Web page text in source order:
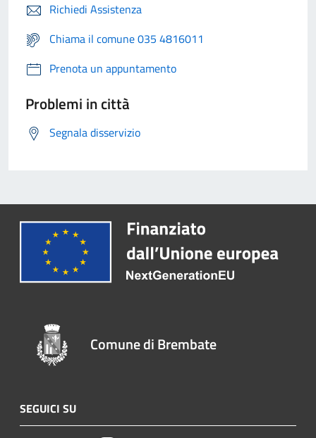
Richiedi Assistenza
Chiama il comune 035 4816011
Prenota un appuntamento
Problemi in città
Segnala disservizio
Comune di Brembate
SEGUICI SU